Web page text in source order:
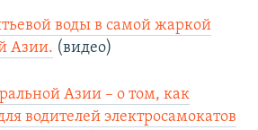
воды в самой жаркой
Азии. (видео)
Азии – о том, как
водителей электросамокатов